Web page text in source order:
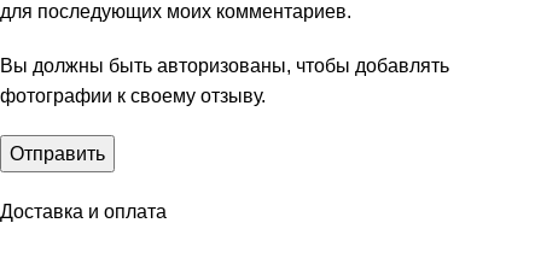
для последующих моих комментариев.
Вы должны быть авторизованы, чтобы добавлять
фотографии к своему отзыву.
Доставка и оплата